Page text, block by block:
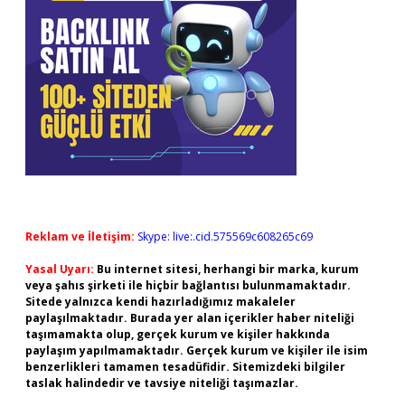
Reklam ve İletişim: Skype: live:.cid.575569c608265c69
Yasal Uyarı: Bu internet sitesi, herhangi bir marka, kurum
veya şahıs şirketi ile hiçbir bağlantısı bulunmamaktadır.
Sitede yalnızca kendi hazırladığımız makaleler
paylaşılmaktadır. Burada yer alan içerikler haber niteliği
taşımamakta olup, gerçek kurum ve kişiler hakkında
paylaşım yapılmamaktadır. Gerçek kurum ve kişiler ile isim
benzerlikleri tamamen tesadüfidir. Sitemizdeki bilgiler
taslak halindedir ve tavsiye niteliği taşımazlar.